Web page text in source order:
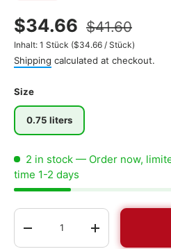
$34.66 $41.60
Inhalt: 1 Stück Unit price
($34.66 / Stück)
Shipping calculated at checkout.
Size
0.75 liters
2 in stock — Order now,
time 1-2 days
Qty
-
+